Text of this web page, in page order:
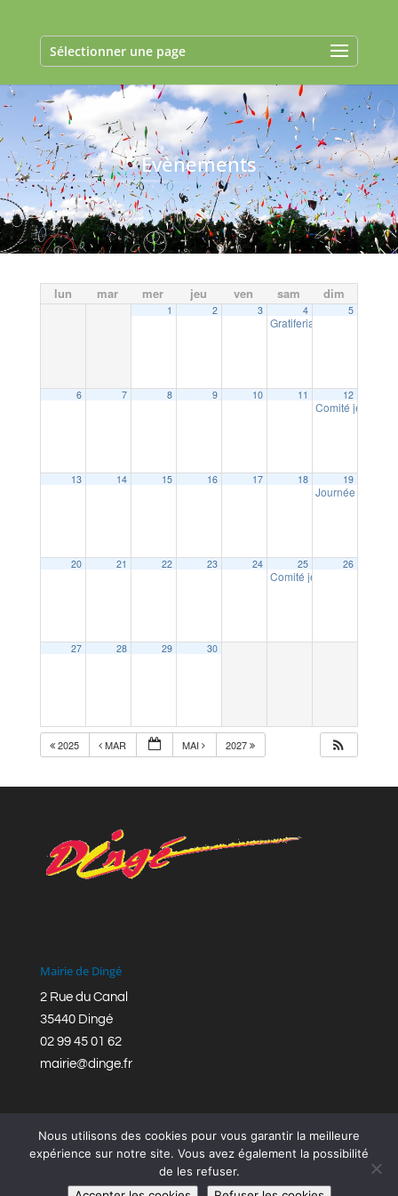
Sélectionner une page
Evènements
lun mar mer jeu ven sam dim
1 2 3 4
Gratiferia de Ma P’tite
5
6 7 8 9 10 11 12
Comité
13 14 15 16 17 18 19
Journée cani
20 21 22 23 24 25
Comité jeunesse et
26
27 28 29 30
2025 MAR MAI 2027
Mairie de Dingé
2 Rue du Canal
35440 Dingé
02 99 45 01 62
mairie@dinge.fr
Réalisation © Mairie de Dingé,Bretagne Romantique
Nous utilisons des cookies pour vous garantir la meilleure
expérience sur notre site. Vous avez également la possibilité
de les refuser.